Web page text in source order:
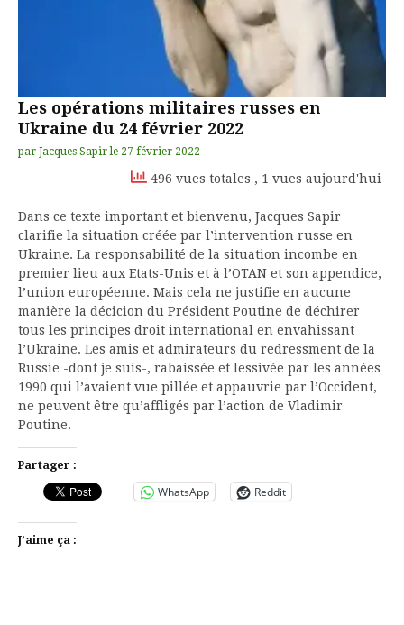
Les opérations militaires russes en
Ukraine du 24 février 2022
par Jacques Sapir le 27 février 2022
496 vues totales , 1 vues aujourd'hui
Dans ce texte important et bienvenu, Jacques Sapir
clarifie la situation créée par l’intervention russe en
Ukraine. La responsabilité de la situation incombe en
premier lieu aux Etats-Unis et à l’OTAN et son appendice,
l’union européenne. Mais cela ne justifie en aucune
manière la décicion du Président Poutine de déchirer
tous les principes droit international en envahissant
l’Ukraine. Les amis et admirateurs du redressment de la
Russie -dont je suis-, rabaissée et lessivée par les années
1990 qui l’avaient vue pillée et appauvrie par l’Occident,
ne peuvent être qu’affligés par l’action de Vladimir
Poutine.
Partager :
WhatsApp Reddit
J’aime ça :